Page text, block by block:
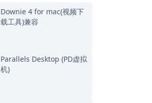
Downie 4 for mac(视频下
载工具)兼容
Parallels Desktop (PD虚拟
机)